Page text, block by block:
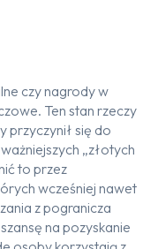
czy nagrody w
Ten stan rzeczy
przyczynił się do
„złotych
to przez
wcześniej nawet
z pogranicza
na pozyskanie